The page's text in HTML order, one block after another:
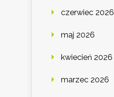
czerwiec 2026
maj 2026
kwiecień 2026
marzec 2026